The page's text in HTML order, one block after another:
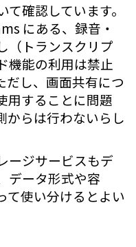
確認しています。
にある、録音・
（トランスクリプ
機能の利用は禁止
だし、画面共有につ
用することに問題
からは行わないらし
ージサービスもデ
データ形式や容
て使い分けるとよい